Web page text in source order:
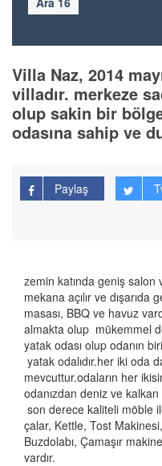
Villa Naz, 2014
villadır. merkeze
olup sakin bir
odasına sahip ve
Paylaş
zemin katında geniş salon
mekana açılır ve
masası, BBQ ve havuz
almakta olup mükemmel
yatak odası olup odanın
yatak odalıdır.her iki oda
mevcuttur.odaların her
odanızdan deniz ve
son derece kaliteli möble
çalar, Kettle, Tost
Buzdolabı, Çamaşır
vardır.